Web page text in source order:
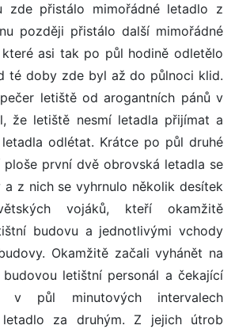
zde přistálo mimořádné letadlo z
později přistálo další mimořádné
asi tak po půl hodině odletělo
té doby zde byl až do půlnoci klid.
letiště od arogantních pánů v
že letiště nesmí letadla přijímat a
odlétat. Krátce po půl druhé
první dvě obrovská letadla se
a z nich se vyhrnulo několik desítek
vojáků, kteří okamžitě
budovu a jednotlivými vchody
Okamžitě začali vyhánět na
letištní personál a čekající
v půl minutových intervalech
za druhým. Z jejich útrob